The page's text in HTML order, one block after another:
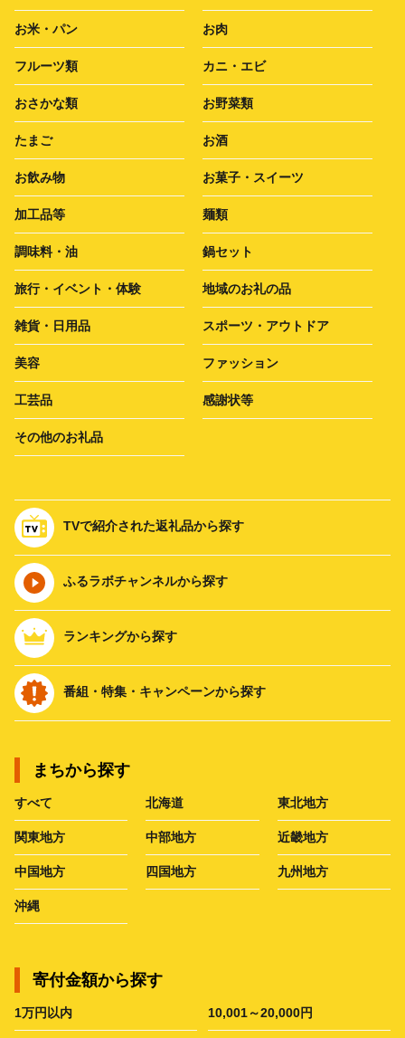
お米・パン お肉
フルーツ類 カニ・エビ
おさかな類 お野菜類
たまご お酒
お飲み物 お菓子・スイーツ
加工品等 麺類
調味料・油 鍋セット
旅行・イベント・体験 地域のお礼の品
雑貨・日用品 スポーツ・アウトドア
美容 ファッション
工芸品 感謝状等
その他のお礼品
TVで紹介された返礼品から探す
ふるラボチャンネルから探す
ランキングから探す
番組・特集・キャンペーンから探す
まちから探す
すべて 北海道 東北地方
関東地方 中部地方 近畿地方
中国地方 四国地方 九州地方
沖縄
寄付金額から探す
1万円以内 10,001～20,000円